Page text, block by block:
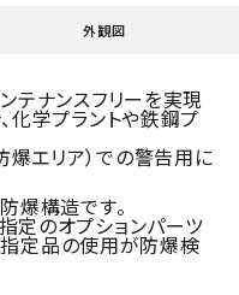
外観図
テナンスフリーを実現
化学プラントや鉄鋼プ
エリア）での警告用に
構造です。
定のオプションパーツ
指定品の使用が防爆検